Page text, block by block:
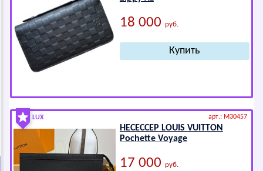
18 000 руб.
LUX арт.: M30457
НЕСЕССЕР LОUIS VUIТТОN
Pоchеttе Vоyаgе
17 000 руб.